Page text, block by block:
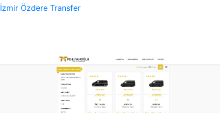
İzmir Özdere Transfer